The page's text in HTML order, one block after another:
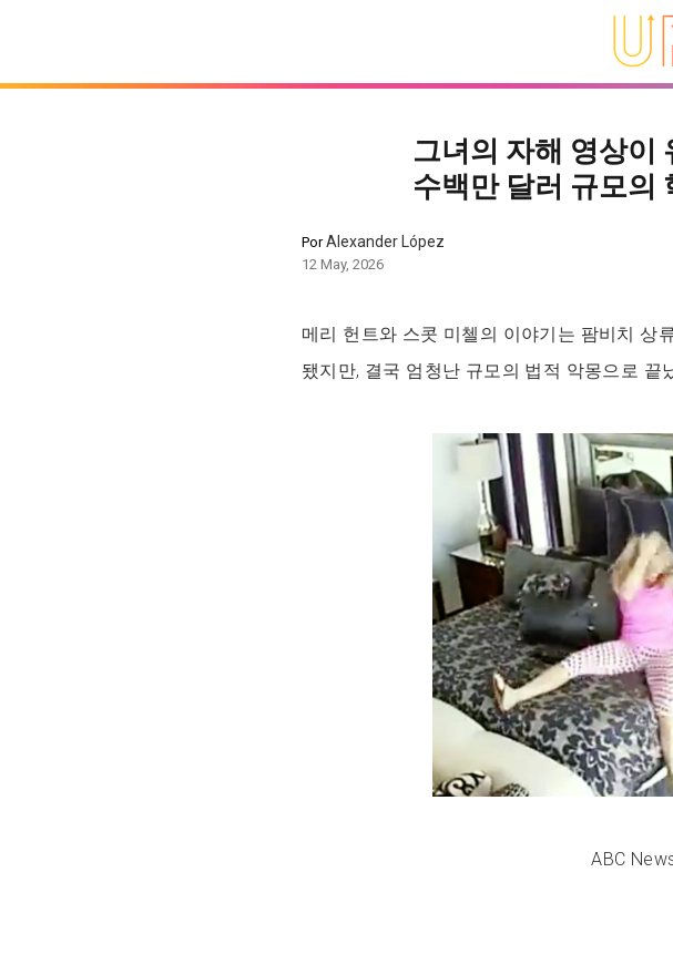
그녀의 자해 영상이
수백만 달러 규모의
PorAlexander López
12 May, 2026
메리 헌트와 스콧 미첼의 이야기는 팜비치 상
됐지만, 결국 엄청난 규모의 법적 악몽으로 끝
ABC